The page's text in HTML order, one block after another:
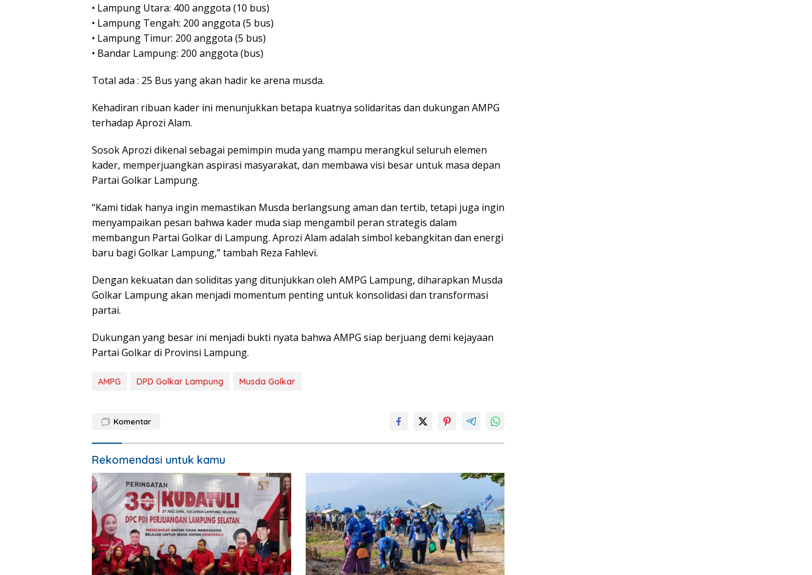
• Lampung Utara: 400 anggota (10 bus)
• Lampung Tengah: 200 anggota (5 bus)
• Lampung Timur: 200 anggota (5 bus)
• Bandar Lampung: 200 anggota (bus)
Total ada : 25 Bus yang akan hadir ke arena musda.
Kehadiran ribuan kader ini menunjukkan betapa kuatnya solidaritas dan dukungan AMPG
terhadap Aprozi Alam.
Sosok Aprozi dikenal sebagai pemimpin muda yang mampu merangkul seluruh elemen
kader, memperjuangkan aspirasi masyarakat, dan membawa visi besar untuk masa depan
Partai Golkar Lampung.
“Kami tidak hanya ingin memastikan Musda berlangsung aman dan tertib, tetapi juga ingin
menyampaikan pesan bahwa kader muda siap mengambil peran strategis dalam
membangun Partai Golkar di Lampung. Aprozi Alam adalah simbol kebangkitan dan energi
baru bagi Golkar Lampung,” tambah Reza Fahlevi.
Dengan kekuatan dan soliditas yang ditunjukkan oleh AMPG Lampung, diharapkan Musda
Golkar Lampung akan menjadi momentum penting untuk konsolidasi dan transformasi
partai.
Dukungan yang besar ini menjadi bukti nyata bahwa AMPG siap berjuang demi kejayaan
Partai Golkar di Provinsi Lampung.
AMPG DPD Golkar Lampung Musda Golkar
Komentar
Rekomendasi untuk kamu